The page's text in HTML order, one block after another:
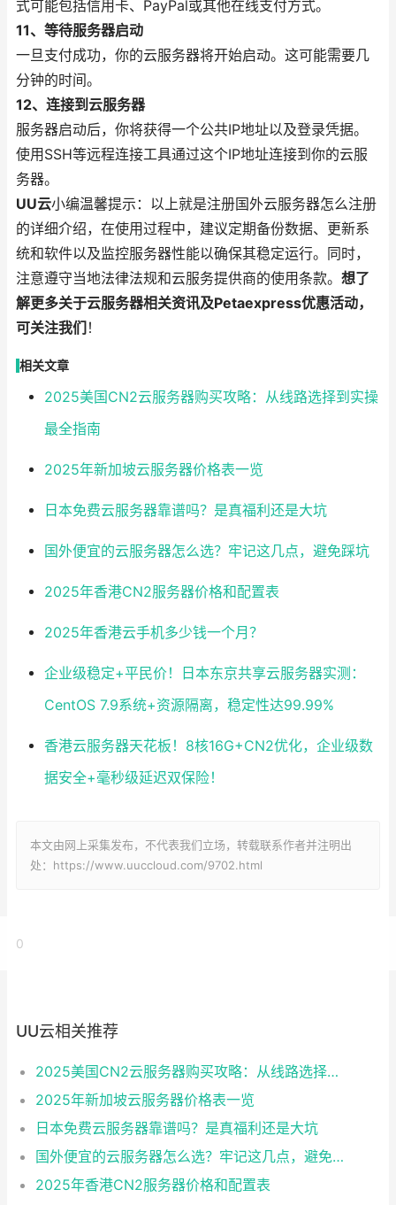
式可能包括信用卡、PayPal或其他在线支付方式。
11、等待服务器启动
一旦支付成功，你的云服务器将开始启动。这可能需要几
分钟的时间。
12、连接到云服务器
服务器启动后，你将获得一个公共IP地址以及登录凭据。
使用SSH等远程连接工具通过这个IP地址连接到你的云服
务器。
UU云小编温馨提示：以上就是注册国外云服务器怎么注册
的详细介绍，在使用过程中，建议定期备份数据、更新系
统和软件以及监控服务器性能以确保其稳定运行。同时，
注意遵守当地法律法规和云服务提供商的使用条款。 想了
解更多关于云服务器相关资讯及Petaexpress优惠活动，
可关注我们 ！
相关文章
2025美国CN2云服务器购买攻略：从线路选择到实操
最全指南
2025年新加坡云服务器价格表一览
日本免费云服务器靠谱吗？是真福利还是大坑
国外便宜的云服务器怎么选？牢记这几点，避免踩坑
2025年香港CN2服务器价格和配置表
2025年香港云手机多少钱一个月？
企业级稳定+平民价！日本东京共享云服务器实测：
CentOS 7.9系统+资源隔离，稳定性达99.99%
香港云服务器天花板！8核16G+CN2优化，企业级数
据安全+毫秒级延迟双保险！
本文由网上采集发布，不代表我们立场，转载联系作者并注明出
处：https://www.uuccloud.com/9702.html
0
UU云相关推荐
2025美国CN2云服务器购买攻略：从线路选择到实操最全指南
2025年新加坡云服务器价格表一览
日本免费云服务器靠谱吗？是真福利还是大坑
国外便宜的云服务器怎么选？牢记这几点，避免踩坑
2025年香港CN2服务器价格和配置表